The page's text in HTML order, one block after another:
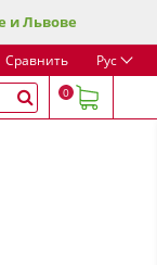
и Львове
Сравнить Рус
0